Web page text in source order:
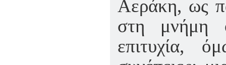
Αεράκη, ως
στη μνήμη
επιτυχία,